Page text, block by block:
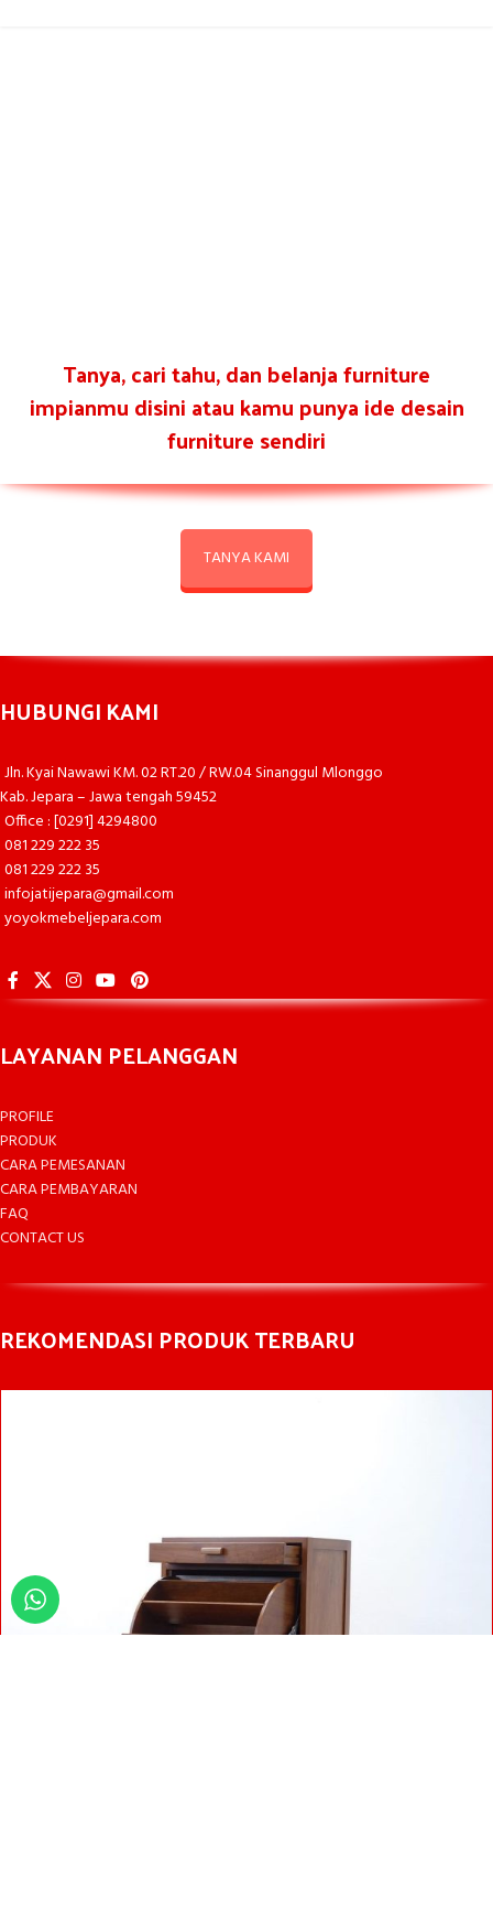
Tanya, cari tahu, dan belanja furniture
impianmu disini atau kamu punya ide desain
furniture sendiri
TANYA KAMI
HUBUNGI KAMI
Jln. Kyai Nawawi KM. 02 RT.20 / RW.04 Sinanggul Mlonggo
Kab. Jepara – Jawa tengah 59452
Office : [0291] 4294800
081 229 222 35
081 229 222 35
infojatijepara@gmail.com
yoyokmebeljepara.com
LAYANAN PELANGGAN
PROFILE
PRODUK
CARA PEMESANAN
CARA PEMBAYARAN
FAQ
CONTACT US
REKOMENDASI PRODUK TERBARU